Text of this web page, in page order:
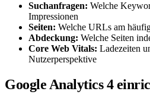
Suchanfragen: Welche
Impressionen
Seiten: Welche URLs am
Abdeckung: Welche Seiten
Core Web Vitals: Ladezeiten
Nutzerperspektive
Google Analytics 4